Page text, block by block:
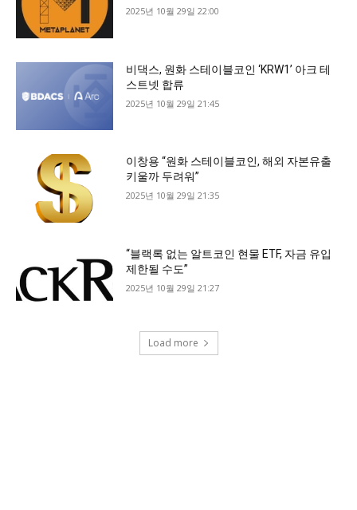
2025년 10월 29일 22:00
비댁스, 원화 스테이블코인 ‘KRW1’ 아크 테
스트넷 합류
2025년 10월 29일 21:45
이창용 “원화 스테이블코인, 해외 자본유출
키울까 두려워”
2025년 10월 29일 21:35
“블랙록 없는 알트코인 현물 ETF, 자금 유입
제한될 수도”
2025년 10월 29일 21:27
Load more